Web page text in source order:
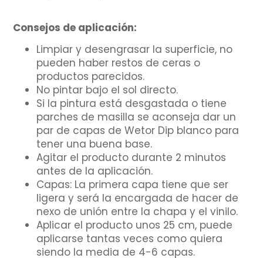
Consejos de aplicación:
Limpiar y desengrasar la superficie, no
pueden haber restos de ceras o
productos parecidos.
No pintar bajo el sol directo.
Si la pintura está desgastada o tiene
parches de masilla se aconseja dar un
par de capas de Wetor Dip blanco para
tener una buena base.
Agitar el producto durante 2 minutos
antes de la aplicación.
Capas: La primera capa tiene que ser
ligera y será la encargada de hacer de
nexo de unión entre la chapa y el vinilo.
Aplicar el producto unos 25 cm, puede
aplicarse tantas veces como quiera
siendo la media de 4-6 capas.